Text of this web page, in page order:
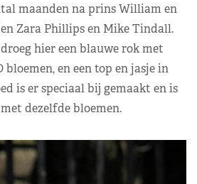
maanden na prins William en
Zara Phillips en Mike Tindall.
hier een blauwe rok met
bloemen, en een top en jasje in
is er speciaal bij gemaakt en is
dezelfde bloemen.